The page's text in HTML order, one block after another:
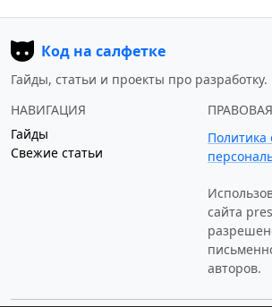
Код на салфетке
Гайды, статьи и проекты про разработку.
НАВИГАЦИЯ
Гайды
Свежие статьи
Политика
сайта
авторов.